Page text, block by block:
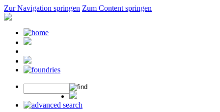
Zur Navigation springen Zum Content springen